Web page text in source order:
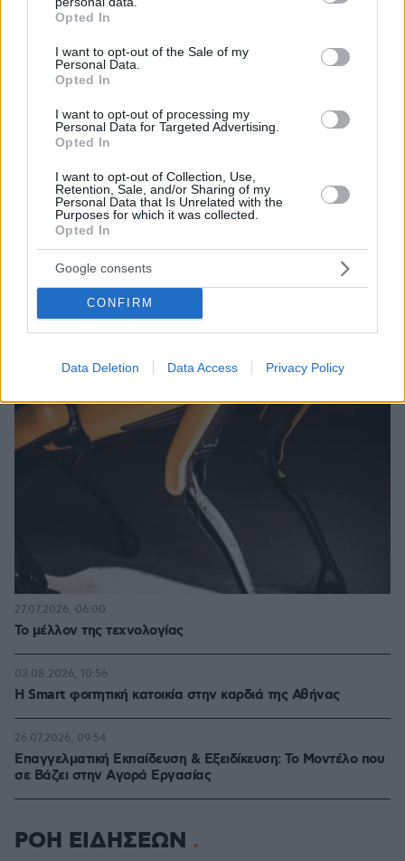
grant or deny consent to Google and its third-party tags to
use your data for below specified purposes in below Google
consent section.
Opted In
I want to opt-out of the Sale of my
Personal Data.
Opted In
I want to opt-out of processing my
Personal Data for Targeted Advertising.
Opted In
I want to opt-out of Collection, Use,
Retention, Sale, and/or Sharing of my
Personal Data that Is Unrelated with the
Purposes for which it was collected.
Opted In
Google consents
CONFIRM
Data Deletion Data Access Privacy Policy
Ποιοι δρόμοι κλείνουν από σήμερα μέχρι την Τρίτη λόγω
των εκδηλώσεων για το Πολυτεχνείο
Thema Insights
Το μέλλον της τεχνολογίας
27.07.2026, 06:00
Η Smart φοιτητική κατοικία στην καρδιά της Αθήνας
03.08.2026, 10:56
Επαγγελματική Εκπαίδευση & Εξειδίκευση: Το Mοντέλο που
σε Bάζει στην Aγορά Eργασίας
26.07.2026, 09:54
ΡΟΗ ΕΙΔΗΣΕΩΝ